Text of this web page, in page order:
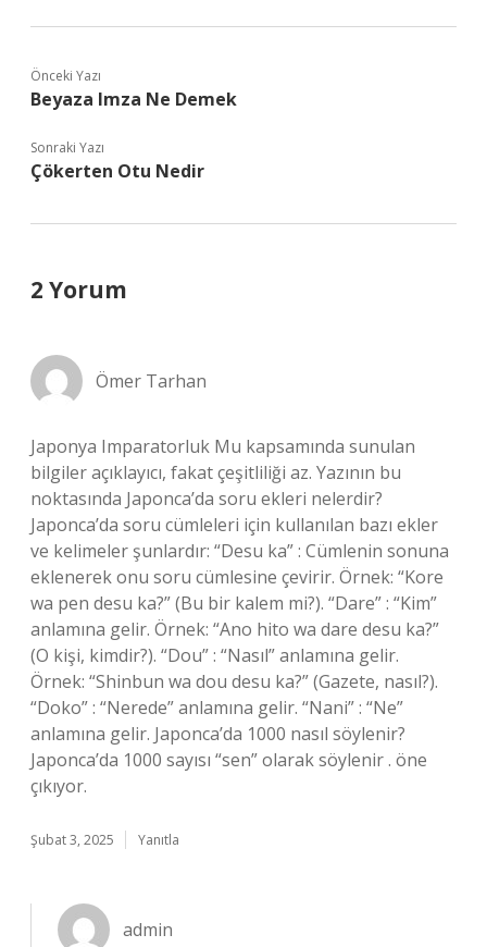
Önceki Yazı
Beyaza Imza Ne Demek
Sonraki Yazı
Çökerten Otu Nedir
2 Yorum
Ömer Tarhan
Japonya Imparatorluk Mu kapsamında sunulan
bilgiler açıklayıcı, fakat çeşitliliği az. Yazının bu
noktasında Japonca’da soru ekleri nelerdir?
Japonca’da soru cümleleri için kullanılan bazı ekler
ve kelimeler şunlardır: “Desu ka” : Cümlenin sonuna
eklenerek onu soru cümlesine çevirir. Örnek: “Kore
wa pen desu ka?” (Bu bir kalem mi?). “Dare” : “Kim”
anlamına gelir. Örnek: “Ano hito wa dare desu ka?”
(O kişi, kimdir?). “Dou” : “Nasıl” anlamına gelir.
Örnek: “Shinbun wa dou desu ka?” (Gazete, nasıl?).
“Doko” : “Nerede” anlamına gelir. “Nani” : “Ne”
anlamına gelir. Japonca’da 1000 nasıl söylenir?
Japonca’da 1000 sayısı “sen” olarak söylenir . öne
çıkıyor.
Şubat 3, 2025 Yanıtla
admin